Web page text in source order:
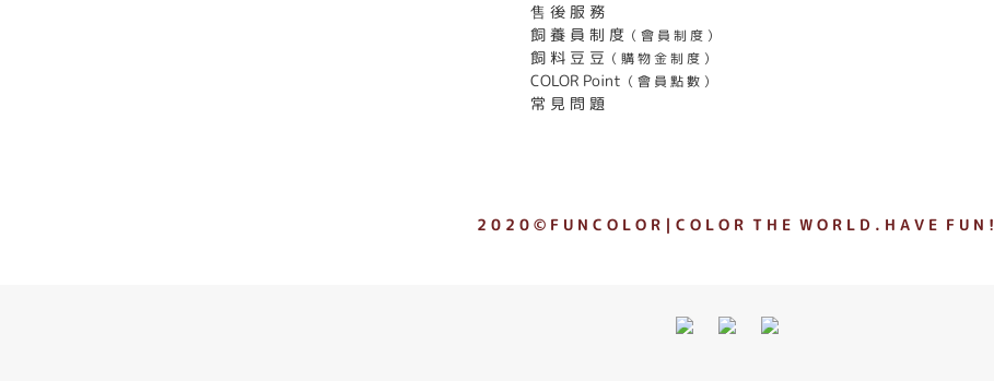
售 後 服 務
飼 養 員 制 度 （ 會 員 制 度 ）
飼 料 豆 豆 （ 購 物 金 制 度 ）
COLOR Point （ 會 員 點 數 ）
常 見 問 題
2 0 2 0 © F U N C O L O R｜C O L O R T H E W O R L D . H A V E F U N !